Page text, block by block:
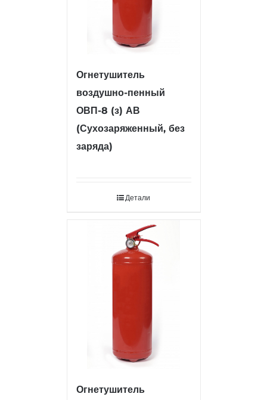
Огнетушитель
воздушно-пенный
ОВП-8 (з) АВ
(Сухозаряженный, без
заряда)
Детали
Огнетушитель